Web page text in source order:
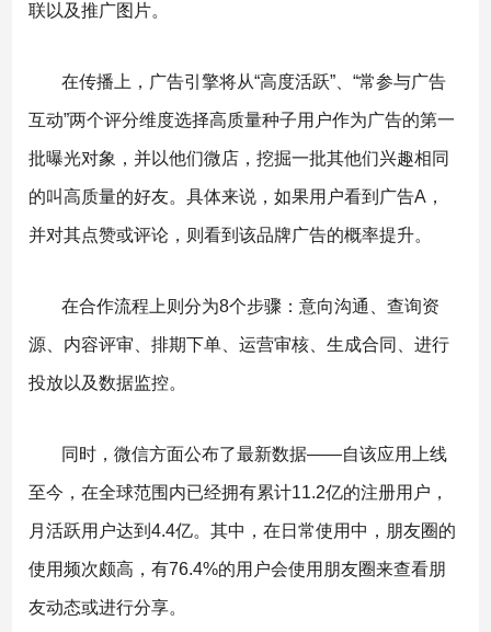
联以及推广图片。
在传播上，广告引擎将从“高度活跃”、“常参与广告
互动”两个评分维度选择高质量种子用户作为广告的第一
批曝光对象，并以他们微店，挖掘一批其他们兴趣相同
的叫高质量的好友。具体来说，如果用户看到广告A，
并对其点赞或评论，则看到该品牌广告的概率提升。
在合作流程上则分为8个步骤：意向沟通、查询资
源、内容评审、排期下单、运营审核、生成合同、进行
投放以及数据监控。
同时，微信方面公布了最新数据——自该应用上线
至今，在全球范围内已经拥有累计11.2亿的注册用户，
月活跃用户达到4.4亿。其中，在日常使用中，朋友圈的
使用频次颇高，有76.4%的用户会使用朋友圈来查看朋
友动态或进行分享。